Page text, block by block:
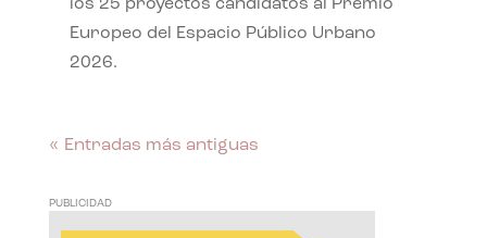
los 25 proyectos candidatos al Premio
Europeo del Espacio Público Urbano
2026.
« Entradas más antiguas
PUBLICIDAD